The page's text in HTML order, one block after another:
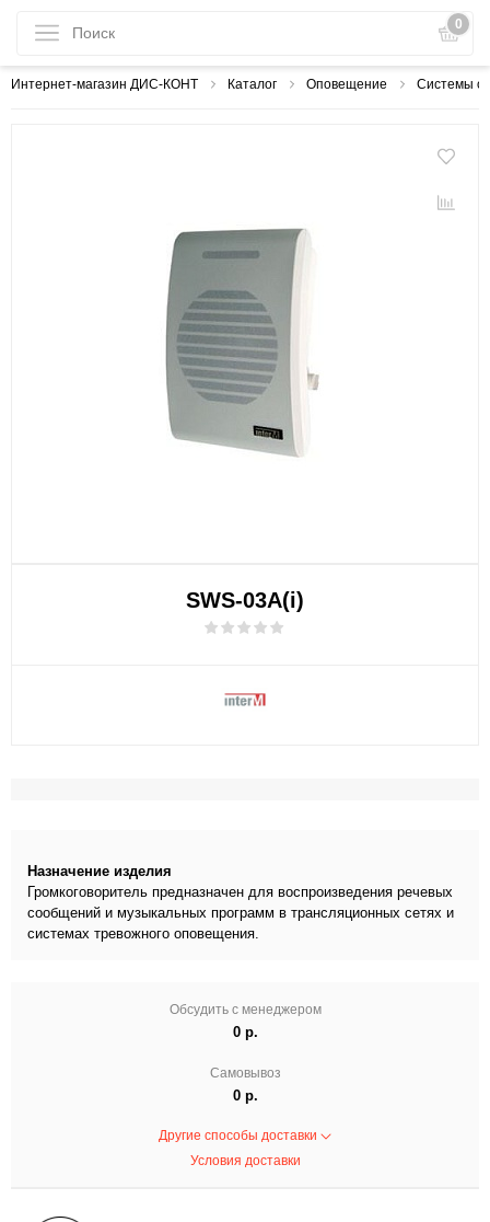
0
Интернет-магазин ДИС-КОНТ Каталог Оповещение Системы
SWS-03A(i)
Назначение изделия
Громкоговоритель предназначен для воспроизведения речевых
сообщений и музыкальных программ в трансляционных сетях и
системах тревожного оповещения.
Обсудить с менеджером
0 р.
Самовывоз
0 р.
Другие способы доставки
Условия доставки